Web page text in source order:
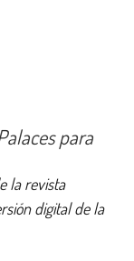
para
la revista
digital de la